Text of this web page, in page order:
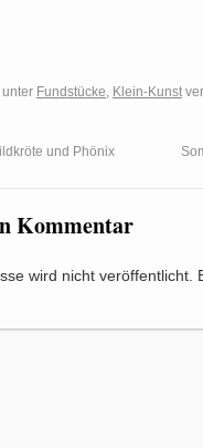
Fundstücke, Klein-Kunst
und Phönix
Kommentar
wird nicht veröffentlicht.